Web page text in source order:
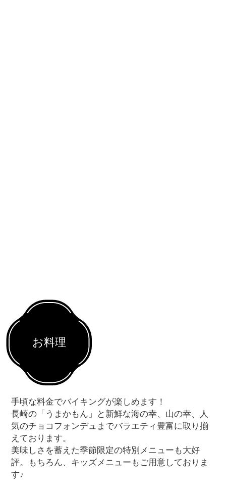
お料理
手頃な料金でバイキングが楽しめます！
長崎の「うまかもん」と新鮮な海の幸、山の幸、人
気のチョコフォンデュまでバラエティ豊富に取り揃
えております。
美味しさを蓄えた季節限定の特別メニューも大好
評。
もちろん、キッズメニューもご用意しておりま
す♪